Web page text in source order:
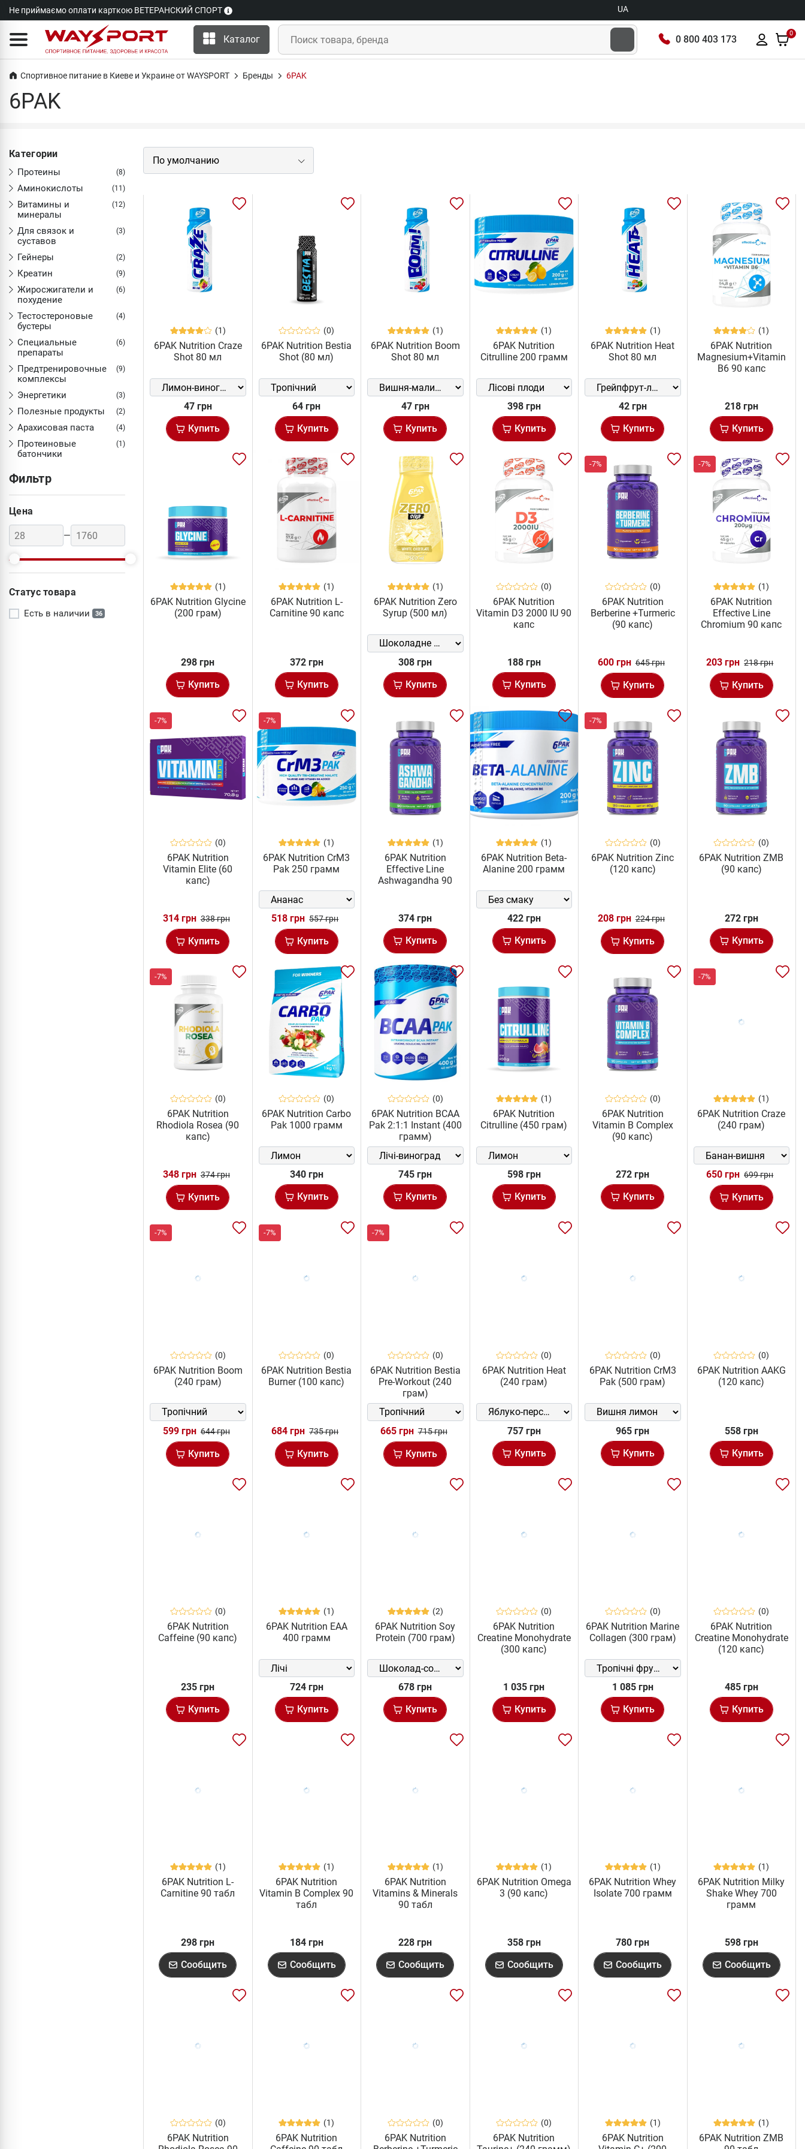
Не приймаємо оплати карткою ВЕТЕРАНСКИЙ СПОРТ UA
Каталог 0 800 403 173
0
Спортивное питание в Киеве и Украине от WAYSPORT Бренды 6PAK
6PAK
(1)
6PAK Nutrition Craze
Shot 80 мл
47 грн
Купить
(0)
6PAK Nutrition Bestia
Shot (80 мл)
64 грн
Купить
(1)
6PAK Nutrition Boom
Shot 80 мл
47 грн
Купить
(1)
6PAK Nutrition
Citrulline 200 грамм
398 грн
Купить
(1)
6PAK Nutrition Heat
Shot 80 мл
42 грн
Купить
(1)
6PAK Nutrition
Magnesium+Vitamin
B6 90 капс
218 грн
Купить
(1)
6PAK Nutrition Glycine
(200 грам)
298 грн
Купить
(1)
6PAK Nutrition L-
Carnitine 90 капс
372 грн
Купить
(1)
6PAK Nutrition Zero
Syrup (500 мл)
308 грн
Купить
(0)
6PAK Nutrition
Vitamin D3 2000 IU 90
капс
188 грн
Купить
-7%
(0)
6PAK Nutrition
Berberine +Turmeric
(90 капс)
600 грн 645 грн
Купить
-7%
(1)
6PAK Nutrition
Effective Line
Chromium 90 капс
203 грн 218 грн
Купить
-7%
(0)
6PAK Nutrition
Vitamin Elite (60
капс)
314 грн 338 грн
Купить
-7%
(1)
6PAK Nutrition CrM3
Pak 250 грамм
518 грн 557 грн
Купить
(1)
6PAK Nutrition
Effective Line
Ashwagandha 90
374 грн
Купить
(1)
6PAK Nutrition Beta-
Alanine 200 грамм
422 грн
Купить
-7%
(0)
6PAK Nutrition Zinc
(120 капс)
208 грн 224 грн
Купить
(0)
6PAK Nutrition ZMB
(90 капс)
272 грн
Купить
-7%
(0)
6PAK Nutrition
Rhodiola Rosea (90
капс)
348 грн 374 грн
Купить
(0)
6PAK Nutrition Carbo
Pak 1000 грамм
340 грн
Купить
(0)
6PAK Nutrition BCAA
Pak 2:1:1 Instant (400
грамм)
745 грн
Купить
(1)
6PAK Nutrition
Citrulline (450 грам)
598 грн
Купить
(0)
6PAK Nutrition
Vitamin B Complex
(90 капс)
272 грн
Купить
-7%
(1)
6PAK Nutrition Craze
(240 грам)
650 грн 699 грн
Купить
-7%
(0)
6PAK Nutrition Boom
(240 грам)
599 грн 644 грн
Купить
-7%
(0)
6PAK Nutrition Bestia
Burner (100 капс)
684 грн 735 грн
Купить
-7%
(0)
6PAK Nutrition Bestia
Pre-Workout (240
грам)
665 грн 715 грн
Купить
(0)
6PAK Nutrition Heat
(240 грам)
757 грн
Купить
(0)
6PAK Nutrition CrM3
Pak (500 грам)
965 грн
Купить
(0)
6PAK Nutrition AAKG
(120 капс)
558 грн
Купить
(0)
6PAK Nutrition
Caffeine (90 капс)
235 грн
Купить
(1)
6PAK Nutrition EAA
400 грамм
724 грн
Купить
(2)
6PAK Nutrition Soy
Protein (700 грам)
678 грн
Купить
(0)
6PAK Nutrition
Creatine Monohydrate
(300 капс)
1 035 грн
Купить
(0)
6PAK Nutrition Marine
Collagen (300 грам)
1 085 грн
Купить
(0)
6PAK Nutrition
Creatine Monohydrate
(120 капс)
485 грн
Купить
(1)
6PAK Nutrition L-
Carnitine 90 табл
298 грн
Сообщить
(1)
6PAK Nutrition
Vitamin B Complex 90
табл
184 грн
Сообщить
(1)
6PAK Nutrition
Vitamins & Minerals
90 табл
228 грн
Сообщить
(1)
6PAK Nutrition Omega
3 (90 капс)
358 грн
Сообщить
(1)
6PAK Nutrition Whey
Isolate 700 грамм
780 грн
Сообщить
(1)
6PAK Nutrition Milky
Shake Whey 700
грамм
598 грн
Сообщить
(0)
6PAK Nutrition
(1)
6PAK Nutrition
(0)
6PAK Nutrition
(0)
6PAK Nutrition
(1)
6PAK Nutrition
(1)
6PAK Nutrition ZMB
Категории
Протеины (8)
Аминокислоты (11)
Витамины и
минералы
(12)
Для связок и
суставов
(3)
Гейнеры (2)
Креатин (9)
Жиросжигатели и
похудение
(6)
Тестостероновые
бустеры
(4)
Специальные
препараты
(6)
Предтренировочные
комплексы
(9)
Энергетики (3)
Полезные продукты (2)
Арахисовая паста (4)
Протеиновые
батончики
(1)
Фильтр
Цена
—
Статус товара
Есть в наличии 36